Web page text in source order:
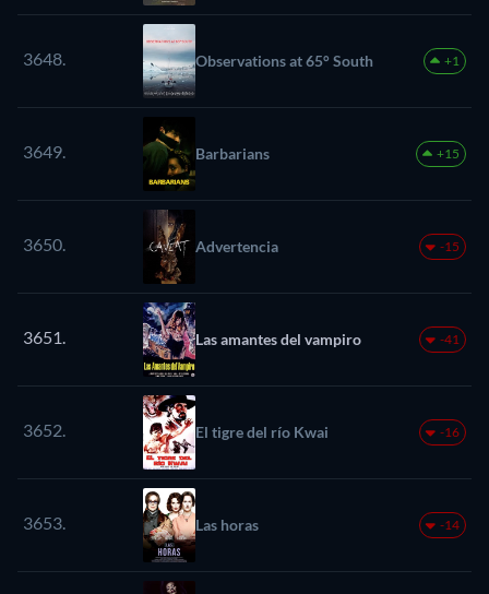
3648. Observations at 65° South +1
3649. Barbarians +15
3650. Advertencia -15
3651. Las amantes del vampiro -41
3652. El tigre del río Kwai -16
3653. Las horas -14